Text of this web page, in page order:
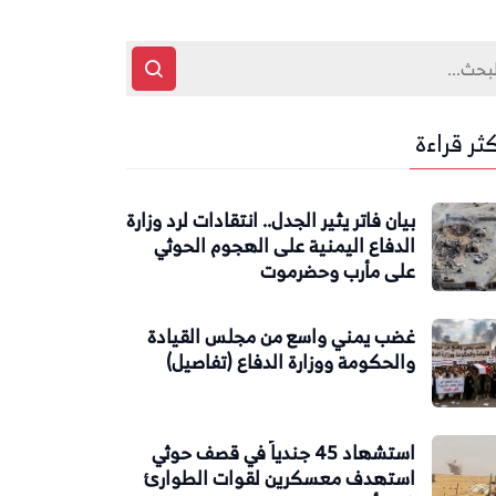
قراءة
بيان فاتر يثير الجدل.. انتقادات لرد وزارة
الدفاع اليمنية على الهجوم الحوثي
على مأرب وحضرموت
غضب يمني واسع من مجلس القيادة
والحكومة ووزارة الدفاع (تفاصيل)
استشهاد 45 جندياً في قصف حوثي
استهدف معسكرين لقوات الطوارئ